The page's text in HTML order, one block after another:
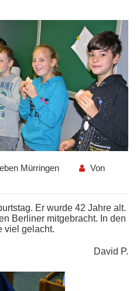
Mürringen
Von
Er wurde 42 Jahre alt.
Berliner mitgebracht. In den
viel gelacht.
David P.